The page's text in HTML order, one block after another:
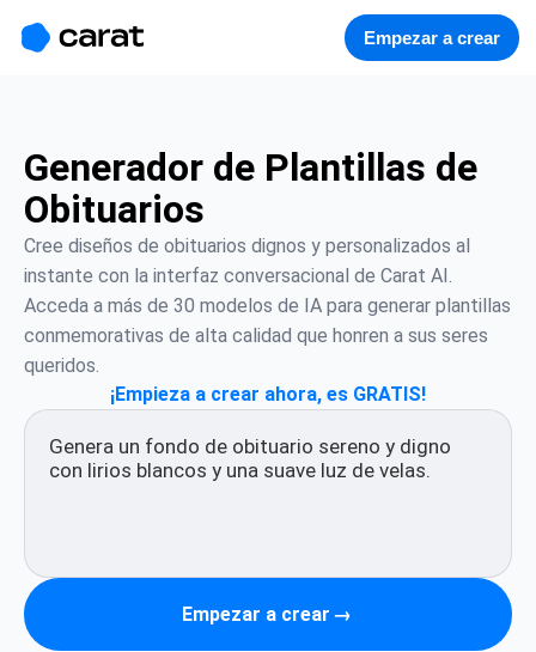
Empezar a crear
Generador de Plantillas de
Obituarios
Cree diseños de obituarios dignos y personalizados al
instante con la interfaz conversacional de Carat AI.
Acceda a más de 30 modelos de IA para generar plantillas
conmemorativas de alta calidad que honren a sus seres
queridos.
¡Empieza a crear ahora, es GRATIS!
Empezar a crear →